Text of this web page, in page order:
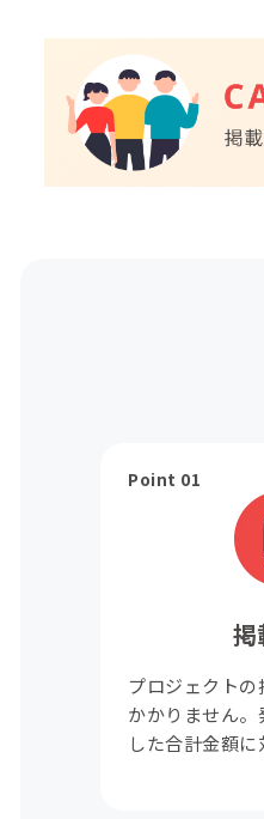
Point 01
掲
プロジェクト
かかりません
した合計金額に